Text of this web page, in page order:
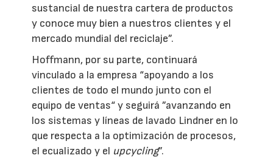
sustancial de nuestra cartera de productos
y conoce muy bien a nuestros clientes y el
mercado mundial del reciclaje”.
Hoffmann, por su parte, continuará
vinculado a la empresa “apoyando a los
clientes de todo el mundo junto con el
equipo de ventas“ y seguirá ”avanzando en
los sistemas y líneas de lavado Lindner en lo
que respecta a la optimización de procesos,
el ecualizado y el upcycling”.